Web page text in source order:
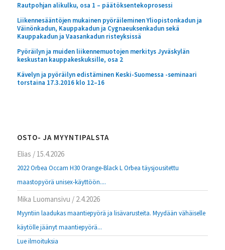
Rautpohjan alikulku, osa 1 – päätöksentekoprosessi
Liikennesääntöjen mukainen pyöräileminen Yliopistonkadun ja
Väinönkadun, Kauppakadun ja Cygnaeuksenkadun sekä
Kauppakadun ja Vaasankadun risteyksissä
Pyöräilyn ja muiden liikennemuotojen merkitys Jyväskylän
keskustan kauppakeskuksille, osa 2
Kävelyn ja pyöräilyn edistäminen Keski-Suomessa -seminaari
torstaina 17.3.2016 klo 12–16
OSTO- JA MYYNTIPALSTA
Elias / 15.4.2026
2022 Orbea Occam H30 Orange-Black L Orbea täysjousitettu
maastopyörä unisex-käyttöön....
Mika Luomansivu / 2.4.2026
Myyntiin laadukas maantiepyörä ja lisävarusteita. Myydään vähäiselle
käytölle jäänyt maantiepyörä...
Lue ilmoituksia